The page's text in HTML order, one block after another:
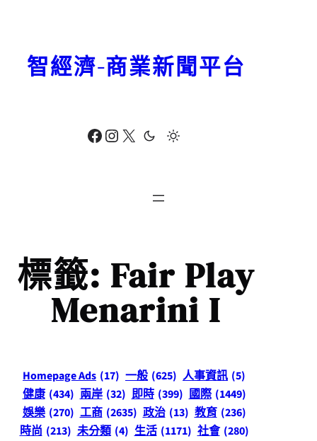
Facebook Instagram X
智經濟-商業新聞平台
標籤: Fair Play
Menarini I
Homepage Ads (17) 一般 (625) 人事資訊 (5)
健康 (434) 兩岸 (32) 即時 (399) 國際 (1449)
娛樂 (270) 工商 (2635) 政治 (13) 教育 (236)
時尚 (213) 未分類 (4) 生活 (1171) 社會 (280)